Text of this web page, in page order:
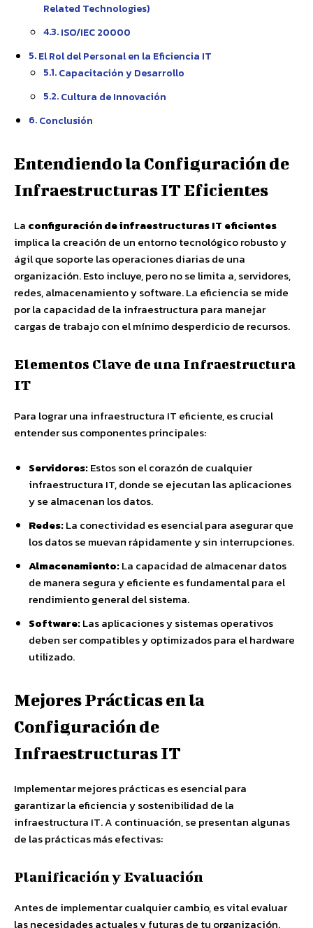
Related Technologies)
ISO/IEC 20000
El Rol del Personal en la Eficiencia IT
Capacitación y Desarrollo
Cultura de Innovación
Conclusión
Entendiendo la Configuración de
Infraestructuras IT Eficientes
La configuración de infraestructuras IT eficientes
implica la creación de un entorno tecnológico robusto y
ágil que soporte las operaciones diarias de una
organización. Esto incluye, pero no se limita a, servidores,
redes, almacenamiento y software. La eficiencia se mide
por la capacidad de la infraestructura para manejar
cargas de trabajo con el mínimo desperdicio de recursos.
Elementos Clave de una Infraestructura
IT
Para lograr una infraestructura IT eficiente, es crucial
entender sus componentes principales:
Servidores:Estos son el corazón de cualquier
infraestructura IT, donde se ejecutan las aplicaciones
y se almacenan los datos.
Redes:La conectividad es esencial para asegurar que
los datos se muevan rápidamente y sin interrupciones.
Almacenamiento:La capacidad de almacenar datos
de manera segura y eficiente es fundamental para el
rendimiento general del sistema.
Software:Las aplicaciones y sistemas operativos
deben ser compatibles y optimizados para el hardware
utilizado.
Mejores Prácticas en la
Configuración de
Infraestructuras IT
Implementar mejores prácticas es esencial para
garantizar la eficiencia y sostenibilidad de la
infraestructura IT. A continuación, se presentan algunas
de las prácticas más efectivas:
Planificación y Evaluación
Antes de implementar cualquier cambio, es vital evaluar
las necesidades actuales y futuras de tu organización.